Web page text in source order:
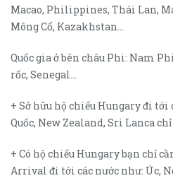
Macao, Philippines, Thái Lan,
Mông Cổ, Kazakhstan…
Quốc gia ở bên châu Phi: Nam
rốc, Senegal…
+ Sở hữu hộ chiếu Hungary đi tới
Quốc, New Zealand, Sri Lanca chỉ
+ Có hộ chiếu Hungary bạn chỉ
Arrival đi tới các nước như: Úc,